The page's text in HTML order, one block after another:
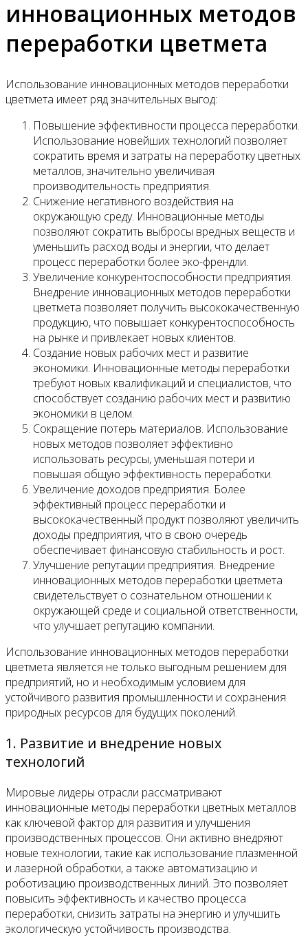
инновационных методов
переработки цветмета
Использование инновационных методов переработки
цветмета имеет ряд значительных выгод:
Повышение эффективности процесса переработки.
Использование новейших технологий позволяет
сократить время и затраты на переработку цветных
металлов, значительно увеличивая
производительность предприятия.
Снижение негативного воздействия на
окружающую среду. Инновационные методы
позволяют сократить выбросы вредных веществ и
уменьшить расход воды и энергии, что делает
процесс переработки более эко-френдли.
Увеличение конкурентоспособности предприятия.
Внедрение инновационных методов переработки
цветмета позволяет получить высококачественную
продукцию, что повышает конкурентоспособность
на рынке и привлекает новых клиентов.
Создание новых рабочих мест и развитие
экономики. Инновационные методы переработки
требуют новых квалификаций и специалистов, что
способствует созданию рабочих мест и развитию
экономики в целом.
Сокращение потерь материалов. Использование
новых методов позволяет эффективно
использовать ресурсы, уменьшая потери и
повышая общую эффективность переработки.
Увеличение доходов предприятия. Более
эффективный процесс переработки и
высококачественный продукт позволяют увеличить
доходы предприятия, что в свою очередь
обеспечивает финансовую стабильность и рост.
Улучшение репутации предприятия. Внедрение
инновационных методов переработки цветмета
свидетельствует о сознательном отношении к
окружающей среде и социальной ответственности,
что улучшает репутацию компании.
Использование инновационных методов переработки
цветмета является не только выгодным решением для
предприятий, но и необходимым условием для
устойчивого развития промышленности и сохранения
природных ресурсов для будущих поколений.
1. Развитие и внедрение новых
технологий
Мировые лидеры отрасли рассматривают
инновационные методы переработки цветных металлов
как ключевой фактор для развития и улучшения
производственных процессов. Они активно внедряют
новые технологии, такие как использование плазменной
и лазерной обработки, а также автоматизацию и
роботизацию производственных линий. Это позволяет
повысить эффективность и качество процесса
переработки, снизить затраты на энергию и улучшить
экологическую устойчивость производства.